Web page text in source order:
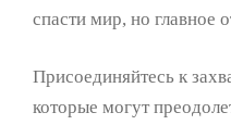
спасти мир, но главное
Присоединяйтесь к
которые могут